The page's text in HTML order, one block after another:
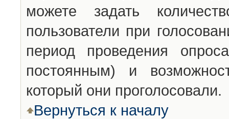
можете задать
пользователи при
период проведения
постоянным) и
который они проголосовали.
Вернуться к началу